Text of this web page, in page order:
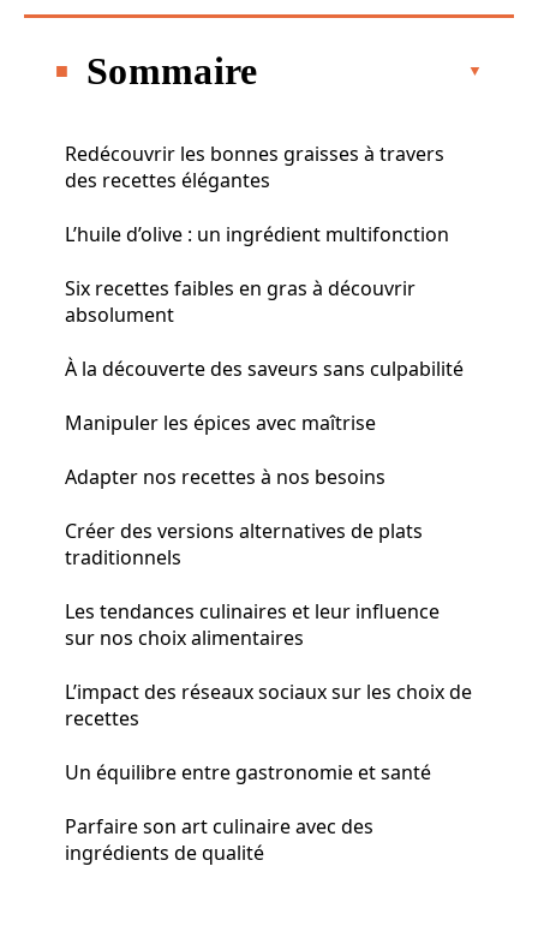
Sommaire
Redécouvrir les bonnes graisses à travers
des recettes élégantes
L’huile d’olive : un ingrédient multifonction
Six recettes faibles en gras à découvrir
absolument
À la découverte des saveurs sans culpabilité
Manipuler les épices avec maîtrise
Adapter nos recettes à nos besoins
Créer des versions alternatives de plats
traditionnels
Les tendances culinaires et leur influence
sur nos choix alimentaires
L’impact des réseaux sociaux sur les choix de
recettes
Un équilibre entre gastronomie et santé
Parfaire son art culinaire avec des
ingrédients de qualité